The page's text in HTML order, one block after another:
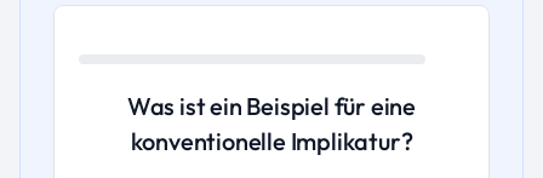
Was ist ein Beispiel für eine
konventionelle Implikatur?